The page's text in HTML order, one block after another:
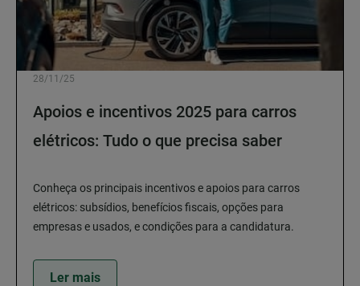
28/11/25
Apoios e incentivos 2025 para carros
elétricos: Tudo o que precisa saber
Conheça os principais incentivos e apoios para carros
elétricos: subsídios, benefícios fiscais, opções para
empresas e usados, e condições para a candidatura.
Ler mais